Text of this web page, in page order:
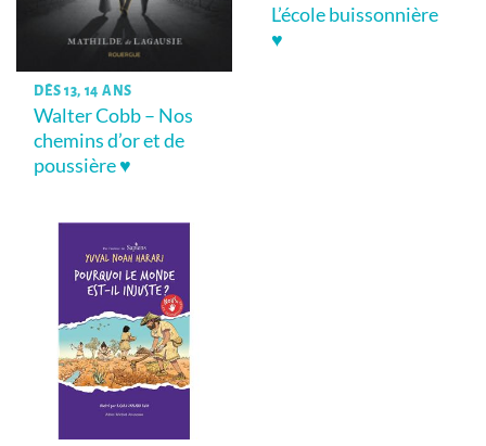
DÈS 13, 14 ANS
Walter Cobb – Nos
chemins d’or et de
poussière ♥
L’école buissonnière
♥